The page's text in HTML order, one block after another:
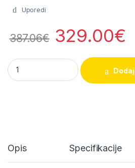
Uporedi
387.06€ 329.00€
Tesla TT34TP21W-1232IAWT
Opis Specifikacije